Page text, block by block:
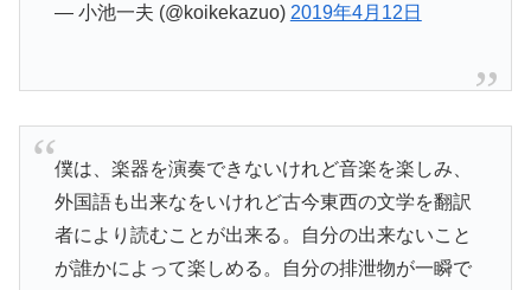
— 小池一夫 (@koikekazuo) 2019年4月12日
僕は、楽器を演奏できないけれど音楽を楽しみ、
外国語も出来なをいけれど古今東西の文学を翻訳
者により読むことが出来る。自分の出来ないこと
が誰かによって楽しめる。自分の排泄物が一瞬で